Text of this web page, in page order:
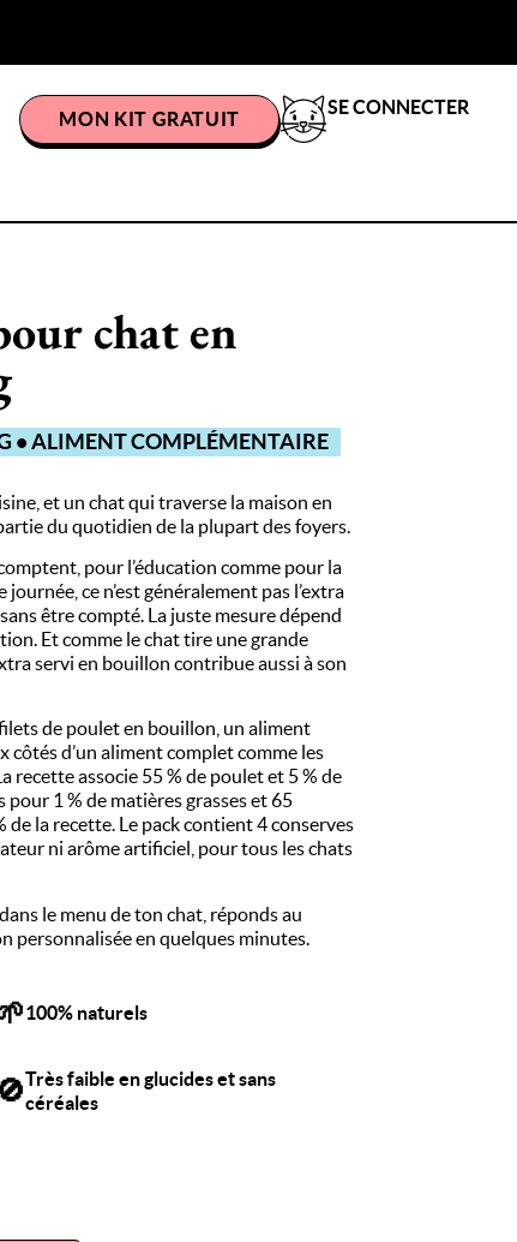
MON KIT GRATUIT
SE CONNECTER
chat en
• ALIMENT COMPLÉMENTAIRE
et un chat qui traverse la maison en
du quotidien de la plupart des foyers.
pour l’éducation comme pour la
ce n’est généralement pas l’extra
être compté. La juste mesure dépend
Et comme le chat tire une grande
servi en bouillon contribue aussi à son
de poulet en bouillon, un aliment
d’un aliment complet comme les
recette associe 55 % de poulet et 5 % de
1 % de matières grasses et 65
la recette. Le pack contient 4 conserves
ni arôme artificiel, pour tous les chats
le menu de ton chat, réponds au
personnalisée en quelques minutes.
100% naturels
🚫Très faible en glucides et sans
céréales